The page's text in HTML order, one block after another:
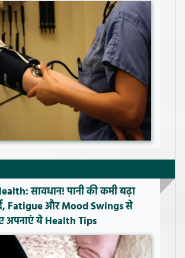
सावधान! पानी की कमी बढ़ा
Fatigue और Mood Swings से
अपनाएं ये Health Tips